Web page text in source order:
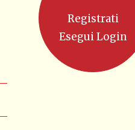
Registrati
Esegui Login